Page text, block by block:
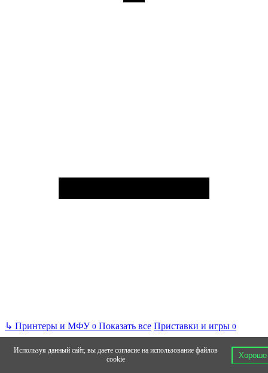
↳ Принтеры и МФУ 0 Показать все Приставки и игры 0
Используя данный сайт, вы даете согласие на использование файлов
cookie
Хорошо